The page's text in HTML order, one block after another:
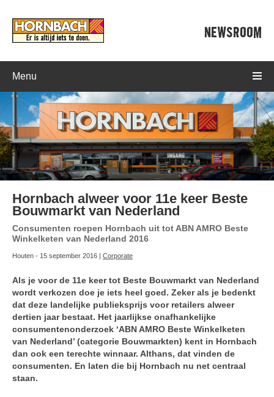
NEWSROOM
Menu
Hornbach alweer voor 11e keer Beste
Bouwmarkt van Nederland
Consumenten roepen Hornbach uit tot ABN AMRO Beste
Winkelketen van Nederland 2016
Houten - 15 september 2016 | Corporate
Als je voor de 11e keer tot Beste Bouwmarkt van Nederland
wordt verkozen doe je iets heel goed. Zeker als je bedenkt
dat deze landelijke publieksprijs voor retailers alweer
dertien jaar bestaat. Het jaarlijkse onafhankelijke
consumentenonderzoek ‘ABN AMRO Beste Winkelketen
van Nederland’ (categorie Bouwmarkten) kent in Hornbach
dan ook een terechte winnaar. Althans, dat vinden de
consumenten. En laten die bij Hornbach nu net centraal
staan.